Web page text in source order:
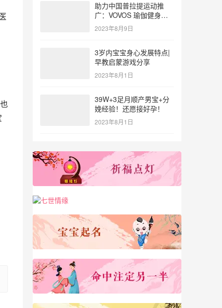
助力中国普拉提运动推
广：VOVOS 瑜伽健身服
参与北体大专业普拉提教
练培训
2023年8月9日
3岁内宝宝身心发展特点|
早教启蒙游戏分享
2023年8月1日
39W+3足月顺产男宝+分
娩经验！还愿接好孕！
2023年8月1日